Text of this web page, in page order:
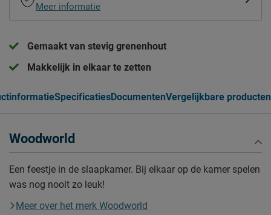
Meer informatie
Gemaakt van stevig grenenhout
Makkelijk in elkaar te zetten
SpecificatiesDocumentenVergelijkbare producten
Woodworld
Een feestje in de slaapkamer. Bij elkaar op de kamer spelen
was nog nooit zo leuk!
Meer over het merk Woodworld